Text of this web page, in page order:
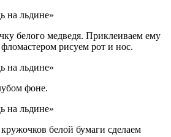
белого медведя. Приклеиваем ему
рисуем рот и нос.
фоне.
белой бумаги сделаем